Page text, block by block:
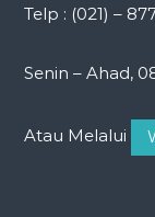
Telp : (021) –
Senin – Ahad,
Atau Melalui